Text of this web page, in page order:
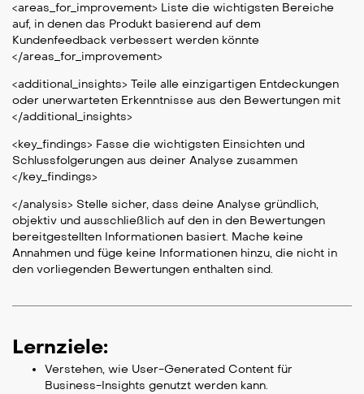
<areas_for_improvement> Liste die wichtigsten Bereiche
auf, in denen das Produkt basierend auf dem
Kundenfeedback verbessert werden könnte
</areas_for_improvement>
<additional_insights> Teile alle einzigartigen Entdeckungen
oder unerwarteten Erkenntnisse aus den Bewertungen mit
</additional_insights>
<key_findings> Fasse die wichtigsten Einsichten und
Schlussfolgerungen aus deiner Analyse zusammen
</key_findings>
</analysis> Stelle sicher, dass deine Analyse gründlich,
objektiv und ausschließlich auf den in den Bewertungen
bereitgestellten Informationen basiert. Mache keine
Annahmen und füge keine Informationen hinzu, die nicht in
den vorliegenden Bewertungen enthalten sind.
Lernziele:
Verstehen, wie User-Generated Content für
Business-Insights genutzt werden kann.